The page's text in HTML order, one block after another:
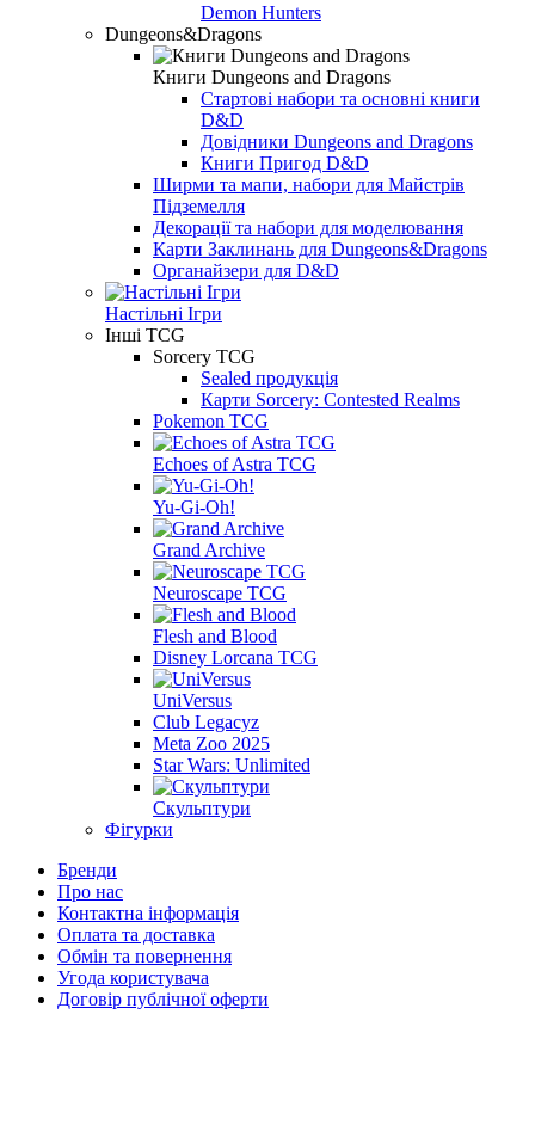
Demon Hunters
Dungeons&Dragons
Книги Dungeons and Dragons
Стартові набори та основні книги
D&D
Довідники Dungeons and Dragons
Книги Пригод D&D
Ширми та мапи, набори для Майстрів
Підземелля
Декорації та набори для моделювання
Карти Заклинань для Dungeons&Dragons
Органайзери для D&D
Настільні Ігри
Інші TCG
Sorcery TCG
Sealed продукція
Карти Sorcery: Contested Realms
Pokemon TCG
Echoes of Astra TCG
Yu-Gi-Oh!
Grand Archive
Neuroscape TCG
Flesh and Blood
Disney Lorcana TCG
UniVersus
Club Legacyz
Meta Zoo 2025
Star Wars: Unlimited
Скульптури
Фігурки
Бренди
Про нас
Контактна інформація
Оплата та доставка
Обмін та повернення
Угода користувача
Договір публічної оферти